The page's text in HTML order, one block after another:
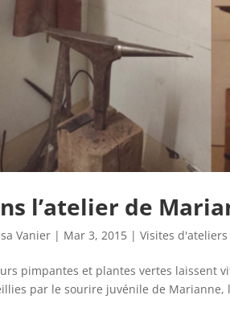
l’atelier de
Vanier | Mar 3, 2015 |Visites d'ateliers
pimpantes et plantes vertes laissent
par le sourire juvénile de